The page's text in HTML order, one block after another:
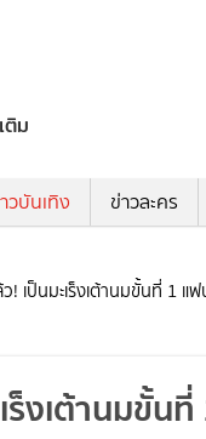
ติม
วบันเทิง ข่าวละคร
! เป็นมะเร็งเต้านมขั้นที่ 1 แ
ร็งเต้านมขั้